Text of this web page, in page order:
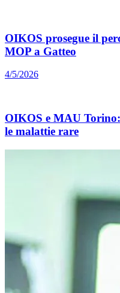
OIKOS prosegue il
MOP a Gatteo
4/5/2026
OIKOS e MAU
le malattie rare